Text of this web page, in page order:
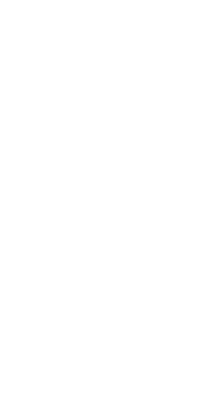
o Bar do Zezé,
de BH? Bora curtir
cidade proporciona!